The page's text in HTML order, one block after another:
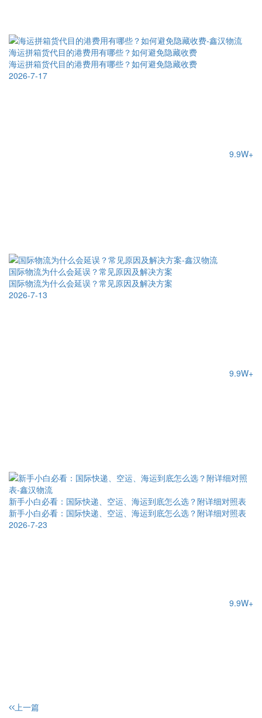
海运拼箱货代目的港费用有哪些？如何避免隐藏收费
海运拼箱货代目的港费用有哪些？如何避免隐藏收费
2026-7-17
9.9W+
国际物流为什么会延误？常见原因及解决方案
国际物流为什么会延误？常见原因及解决方案
2026-7-13
9.9W+
新手小白必看：国际快递、空运、海运到底怎么选？附详细对照表
新手小白必看：国际快递、空运、海运到底怎么选？附详细对照表
2026-7-23
9.9W+
上一篇